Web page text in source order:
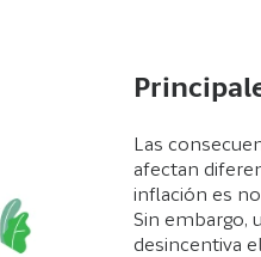
Las
afectan
inflación es
Sin embargo,
desincentiva